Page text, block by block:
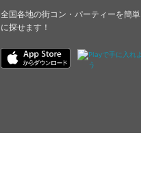
全国各地の街コン・パーティーを簡単
に探せます！